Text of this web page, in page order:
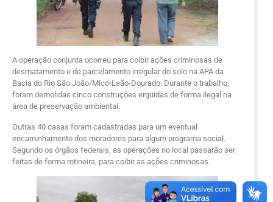
A operação conjunta ocorreu para coibir ações criminosas de
desmatamento e de parcelamento irregular do solo na APA da
Bacia do Rio São João/Mico-Leão-Dourado. Durante o trabalho,
foram demolidas cinco construções erguidas de forma ilegal na
área de preservação ambiental.
Outras 40 casas foram cadastradas para um eventual
encaminhamento dos moradores para algum programa social.
Segundo os órgãos federais, as operações no local passarão ser
feitas de forma rotineira, para coibir as ações criminosas.